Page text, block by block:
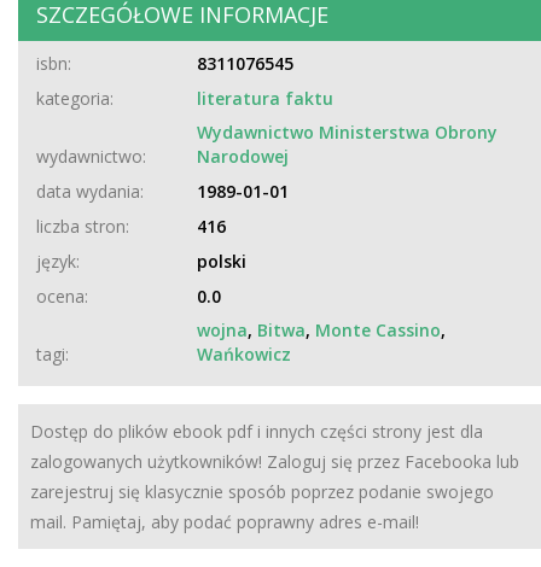
SZCZEGÓŁOWE INFORMACJE
isbn:
8311076545
kategoria:
literatura faktu
wydawnictwo:
Wydawnictwo Ministerstwa Obrony
Narodowej
data wydania:
1989-01-01
liczba stron:
416
język:
polski
ocena:
0.0
tagi:
wojna, Bitwa, Monte Cassino,
Wańkowicz
Dostęp do plików ebook pdf i innych części strony jest dla
zalogowanych użytkowników! Zaloguj się przez Facebooka lub
zarejestruj się klasycznie sposób poprzez podanie swojego
mail. Pamiętaj, aby podać poprawny adres e-mail!